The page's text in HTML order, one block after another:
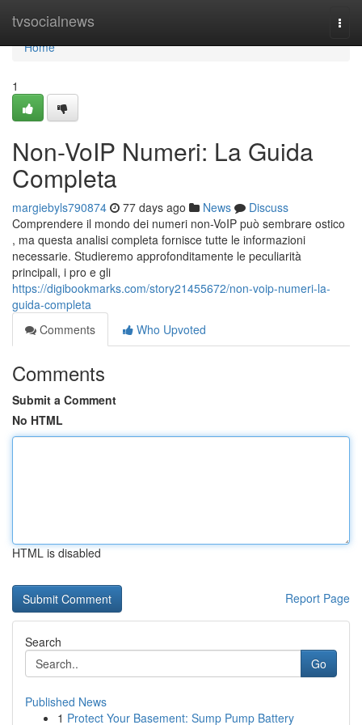
tvsocialnews
Home
Home
1
Non-VoIP Numeri: La Guida
Completa
margiebyls790874 77 days ago News
Discuss
Comprendere il mondo dei numeri non-VoIP può sembrare ostico
, ma questa analisi completa fornisce tutte le informazioni
necessarie. Studieremo approfonditamente le peculiarità
principali, i pro e gli
https://digibookmarks.com/story21455672/non-voip-numeri-la-
guida-completa
Comments
Who Upvoted
Comments
Submit a Comment
No HTML
HTML is disabled
Report Page
Search
Go
Published News
1 Protect Your Basement: Sump Pump Battery